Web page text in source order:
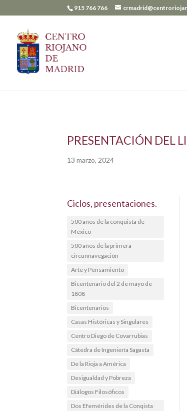
915 766 766
PRESENTACIÓN DEL
13 marzo, 2024
Ciclos, presentaciones.
500 años de la conquista de
México
500 años de la primera
circunnavegación
Arte y Pensamiento
Bicentenario del 2 de mayo de
1808
Bicentenarios
Casas Históricas y Singulares
Centro Diego de Covarrubias
Cátedra de Ingeniería Sagasta
De la Rioja a América
Desigualdad y Pobreza
Diálogos Filosóficos
Dos Efemérides de la Conqista